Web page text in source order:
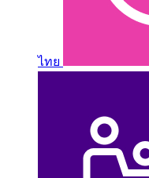
ไทย